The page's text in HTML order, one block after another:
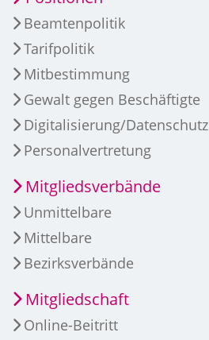
Beamtenpolitik
Tarifpolitik
Mitbestimmung
Gewalt gegen Beschäftigte
Digitalisierung/Datenschutz
Personalvertretung
Mitgliedsverbände
Unmittelbare
Mittelbare
Bezirksverbände
Mitgliedschaft
Online-Beitritt